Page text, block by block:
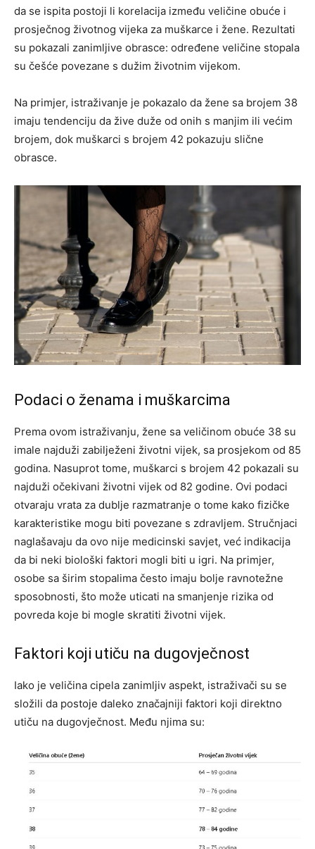
da se ispita postoji li korelacija između veličine obuće i
prosječnog životnog vijeka za muškarce i žene. Rezultati
su pokazali zanimljive obrasce: određene veličine stopala
su češće povezane s dužim životnim vijekom.
Na primjer, istraživanje je pokazalo da žene sa brojem 38
imaju tendenciju da žive duže od onih s manjim ili većim
brojem, dok muškarci s brojem 42 pokazuju slične
obrasce.
Podaci o ženama i muškarcima
Prema ovom istraživanju, žene sa veličinom obuće 38 su
imale najduži zabilježeni životni vijek, sa prosjekom od 85
godina. Nasuprot tome, muškarci s brojem 42 pokazali su
najduži očekivani životni vijek od 82 godine. Ovi podaci
otvaraju vrata za dublje razmatranje o tome kako fizičke
karakteristike mogu biti povezane s zdravljem. Stručnjaci
naglašavaju da ovo nije medicinski savjet, već indikacija
da bi neki biološki faktori mogli biti u igri. Na primjer,
osobe sa širim stopalima često imaju bolje ravnotežne
sposobnosti, što može uticati na smanjenje rizika od
povreda koje bi mogle skratiti životni vijek.
Faktori koji utiču na dugovječnost
Iako je veličina cipela zanimljiv aspekt, istraživači su se
složili da postoje daleko značajniji faktori koji direktno
utiču na dugovječnost. Među njima su: